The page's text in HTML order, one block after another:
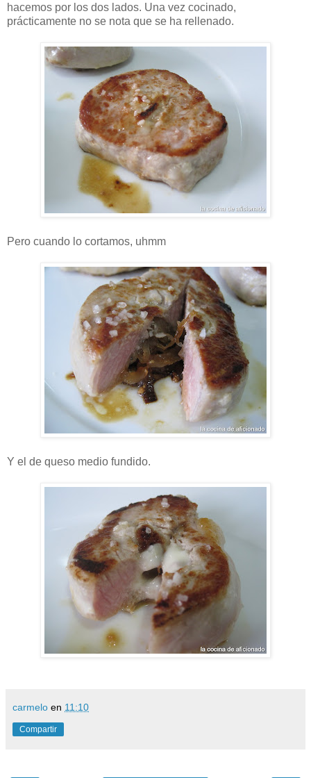
hacemos por los dos lados. Una vez cocinado,
prácticamente no se nota que se ha rellenado.
Pero cuando lo cortamos, uhmm
Y el de queso medio fundido.
carmelo en 11:10
Compartir